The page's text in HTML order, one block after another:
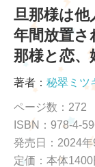
旦那様は他
年間放置
那様と恋
著者： 秘翠ミツ
ページ数：272
ISBN：978-4-
発売日：2024年
定価：本体1400